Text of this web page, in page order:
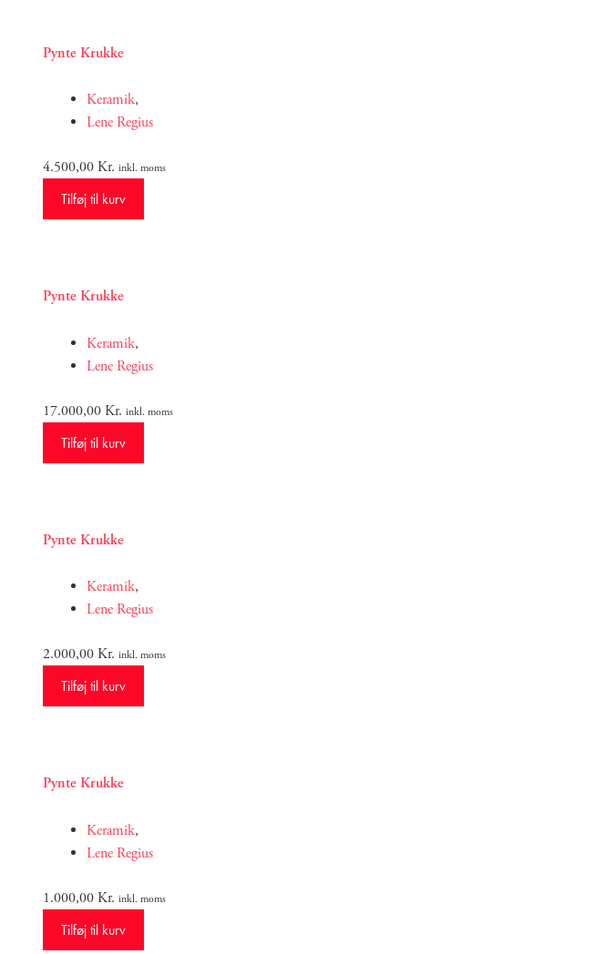
Pynte Krukke
Keramik,
Lene Regius
4.500,00Kr. inkl. moms
Tilføj til kurv
Pynte Krukke
Keramik,
Lene Regius
17.000,00Kr. inkl. moms
Tilføj til kurv
Pynte Krukke
Keramik,
Lene Regius
2.000,00Kr. inkl. moms
Tilføj til kurv
Pynte Krukke
Keramik,
Lene Regius
1.000,00Kr. inkl. moms
Tilføj til kurv